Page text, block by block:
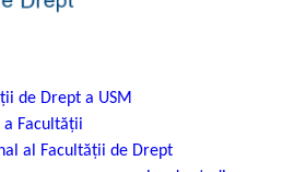
de Drept a USM
a Facultății
al Facultății de Drept